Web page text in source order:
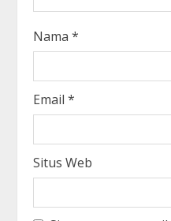
i
n
g
Nama *
Email *
Situs Web